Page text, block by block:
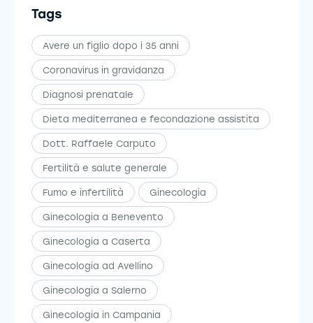
Tags
Avere un figlio dopo i 35 anni
Coronavirus in gravidanza
Diagnosi prenatale
Dieta mediterranea e fecondazione assistita
Dott. Raffaele Carputo
Fertilità e salute generale
Fumo e infertilità Ginecologia
Ginecologia a Benevento
Ginecologia a Caserta
Ginecologia ad Avellino
Ginecologia a Salerno
Ginecologia in Campania